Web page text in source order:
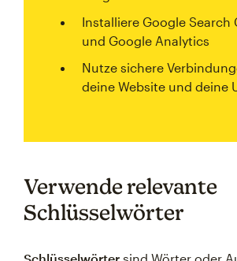
Installiere Google Search
und Google Analytics
Nutze sichere
deine Website und deine
Verwende relevante
Schlüsselwörter